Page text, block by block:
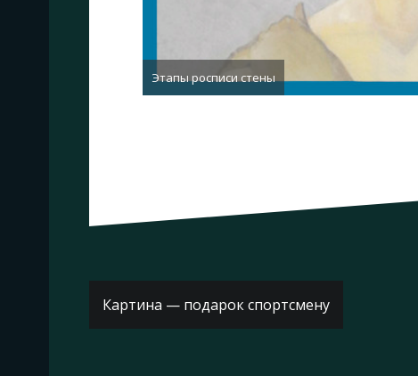
Этапы росписи стены
по
Картина — подарок спортсмену